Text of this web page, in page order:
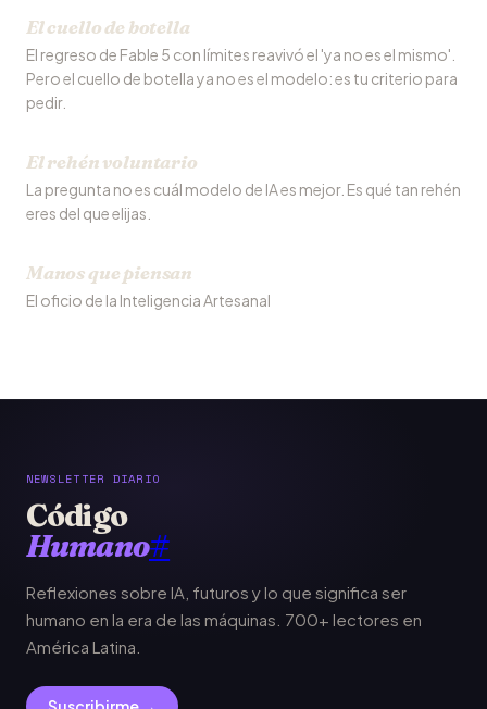
El cuello de botella
El regreso de Fable 5 con límites reavivó el 'ya no es el mismo'.
Pero el cuello de botella ya no es el modelo: es tu criterio para
pedir.
El rehén voluntario
La pregunta no es cuál modelo de IA es mejor. Es qué tan rehén
eres del que elijas.
Manos que piensan
El oficio de la Inteligencia Artesanal
NEWSLETTER DIARIO
Código
Humano#
Reflexiones sobre IA, futuros y lo que significa ser
humano en la era de las máquinas. 700+ lectores en
América Latina.